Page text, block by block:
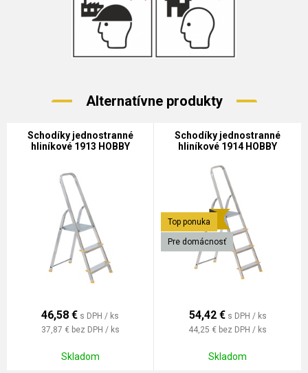
Alternatívne produkty
Schodíky jednostranné
hliníkové 1913 HOBBY
46,58 € s DPH / ks
37,87 € bez DPH / ks
Skladom
Schodíky jednostranné
hliníkové 1914 HOBBY
Top ponuka
Pre domácnosť
54,42 € s DPH / ks
44,25 € bez DPH / ks
Skladom